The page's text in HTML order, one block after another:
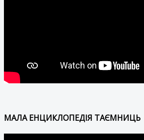
МАЛА ЕНЦИКЛОПЕДІЯ ТАЄМНИЦЬ